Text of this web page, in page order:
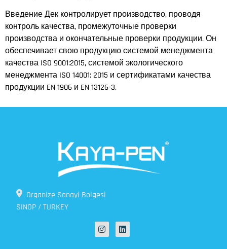
Введение Дек контролирует производство, проводя
контроль качества, промежуточные проверки
производства и окончательные проверки продукции. Он
обеспечивает свою продукцию системой менеджмента
качества ISO 9001:2015, системой экологического
менеджмента ISO 14001: 2015 и сертификатами качества
продукции EN 1906 и EN 13126-3.
Organize Sanayi Bolgesi
SINOP / TURKEY